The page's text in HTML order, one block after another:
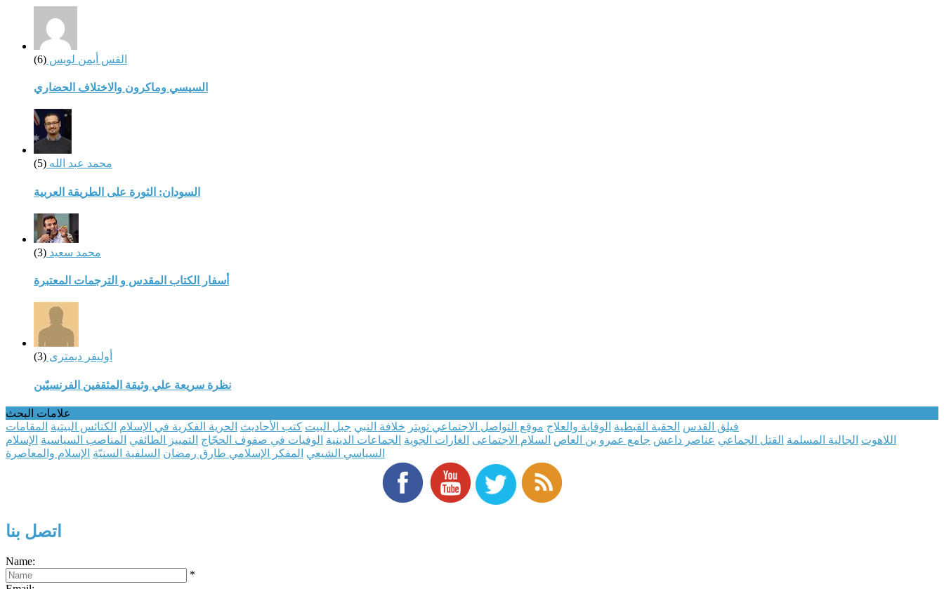
القس أيمن لويس (6)
السيسي وماكرون والاختلاف الحضاري
محمد عبد الله (5)
السودان: الثورة على الطريقة العربية
محمد سعيد (3)
أسفار الكتاب المقدس و الترجمات المعتبرة
أوليفر ديمترى (3)
نظرة سريعة علي وثيقة المثقفين الفرنسيّين
علامات البحث
فيلق القدس الحقبة القبطية الوقاية والعلاج موقع التواصل الاجتماعي تويتر خلافة النبي جبل البيت كتب الأحاديث الحرية الفكرية في الإسلام الكنائس البيتية المقامات
اللاهوت الجالية المسلمة القتل الجماعي عناصر داعش جامع عمرو بن العاص السلام الاجتماعى الغارات الجوية الجماعات الدينية الوفيات في صفوف الحجّاج التمييز الطائفي المناصب السياسية الإسلام
السياسي الشيعي المفكر الإسلامي طارق رمضان السلفية السنيّة الإسلام والمعاصرة
اتصل بنا
Name:
*